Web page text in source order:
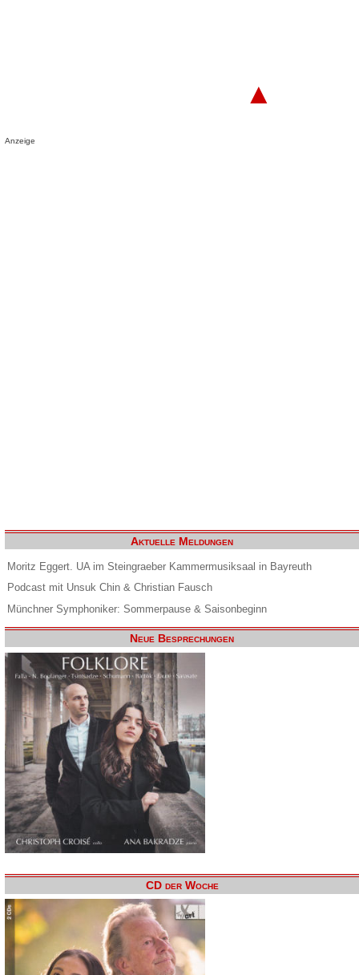
▲
Anzeige
Aktuelle Meldungen
Moritz Eggert. UA im Steingraeber Kammermusiksaal in Bayreuth
Podcast mit Unsuk Chin & Christian Fausch
Münchner Symphoniker: Sommerpause & Saisonbeginn
Neue Besprechungen
CD der Woche